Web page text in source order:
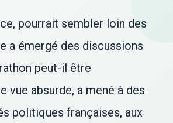
pourrait sembler loin des
a émergé des discussions
peut-il être
absurde, a mené à des
politiques françaises, aux